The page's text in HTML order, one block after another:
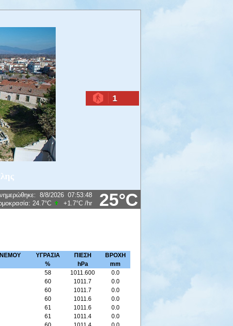
1
25°C
: 8/8/2026 07:53:48
24.7°C +1.7°C /hr
ΥΓΡΑΣΙΑ
%
ΠΙΕΣΗ
hPa
ΒΡΟΧΗ
mm
58 1011.600
0.0
60 1011.7
0.0
60 1011.7
0.0
60 1011.6
0.0
61 1011.6
0.0
61 1011.4
0.0